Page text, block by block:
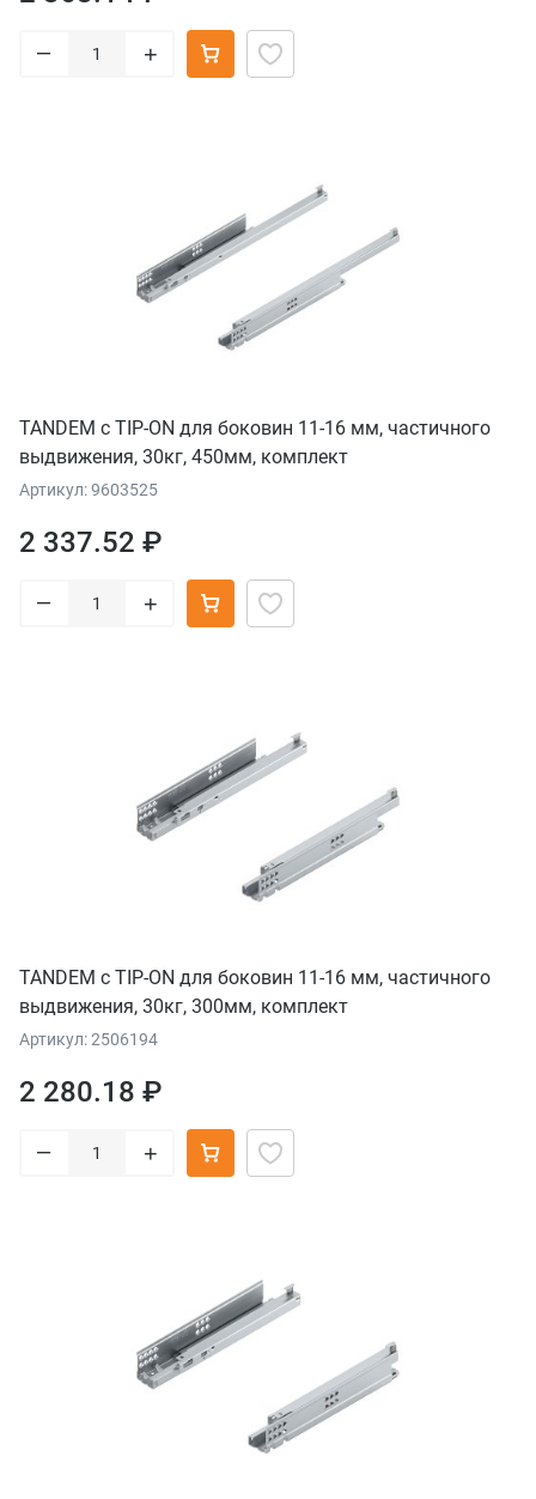
– +
TANDEM с TIP-ON для боковин 11-16 мм, частичного
выдвижения, 30кг, 450мм, комплект
Артикул: 9603525
2 337.52 ₽
– +
TANDEM с TIP-ON для боковин 11-16 мм, частичного
выдвижения, 30кг, 300мм, комплект
Артикул: 2506194
2 280.18 ₽
– +